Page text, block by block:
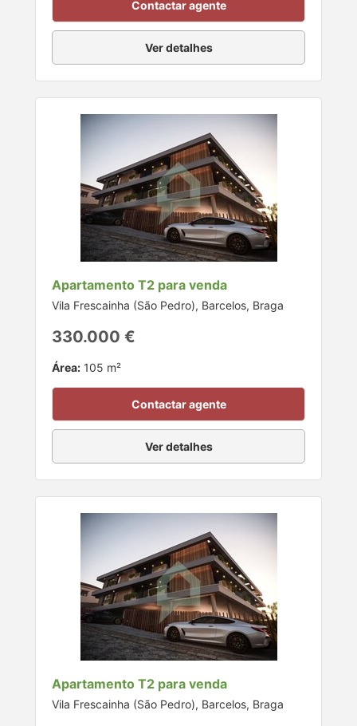
Contactar agente
Ver detalhes
Apartamento T2 para venda
Vila Frescainha (São Pedro), Barcelos, Braga
330.000 €
Área: 105 m²
Contactar agente
Ver detalhes
Apartamento T2 para venda
Vila Frescainha (São Pedro), Barcelos, Braga